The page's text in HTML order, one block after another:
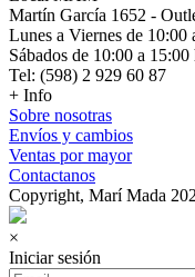
Martín García 1652 -
Lunes a Viernes de 10:00
Sábados de 10:00 a 15:00
Tel: (598) 2 929 60 87
+ Info
Sobre nosotras
Envíos y cambios
Ventas por mayor
Contactanos
Copyright, Marí Mada
×
Iniciar sesión